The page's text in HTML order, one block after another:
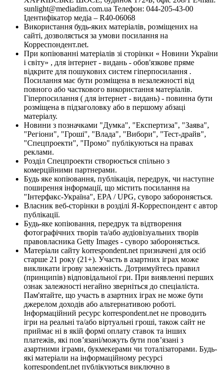
sunlight@mediadim.com.ua Телефон: 044-205-43-00
Ідентифікатор медіа – R40-06068
Використання будь-яких матеріалів, розміщених на
сайті, дозволяється за умови посилання на
Корреспондент.net.
При копіюванні матеріалів зі сторінки « Новини України
і світу» , для інтернет - видань - обов'язкове пряме
відкрите для пошукових систем гіперпосилання .
Посилання має бути розміщена в незалежності від
повного або часткового використання матеріалів.
Гіперпосилання ( для інтернет - видань) - повинна бути
розміщена в підзаголовку або в першому абзаці
матеріалу.
Новини з позначками "Думка", "Експертиза", "Заява",
"Регіони", "Гроші", "Влада", "Вибори", "Тест-драйв",
"Спецпроекти", "Промо" публікуються на правах
реклами.
Розділ Спецпроекти створюється спільно з
комерційними партнерами.
Будь яке копіювання, публікація, передрук, чи наступне
поширення інформації, що містить посилання на
"Інтерфакс-Україна", EPA / UPG, суворо забороняється.
Власник веб-сторінки в розділі Я-Корреспондент є автор
публікації.
Будь-яке копіювання, передрук та відтворення
фотографічних творів та/або аудіовізуальних творів
правовласника Getty Images - суворо забороняється.
Матеріали сайту korrespondent.net призначені для осіб
старше 21 року (21+). Участь в азартних іграх може
викликати ігрову залежність. Дотримуйтесь правил
(принципів) відповідальної гри. При виявленні перших
ознак залежності негайно зверніться до спеціаліста.
Пам'ятайте, що участь в азартних іграх не може бути
джерелом доходів або альтернативою роботі.
Інформаційний ресурс korrespondent.net не проводить
ігри на реальні та/або віртуальні гроші, також сайт не
приймає ні в якій формі оплату ставок та інших
платежів, які пов’язані/можуть бути пов’язані з
азартними іграми, букмекерами чи тоталізаторами. Будь-
які матеріали на інформаційному ресурсі
korrespondent.net публікуються виключно в